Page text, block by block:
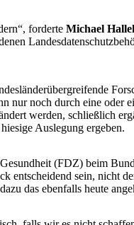
forderte Michael
nur noch durch eine
werden, schließlich
Auslegung ergeben.
(FDZ) beim
sein, nicht
das ebenfalls heute